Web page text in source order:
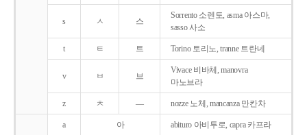
s ㅅ 스
Sorrento 소렌토, asma 아스마,
sasso 사소
t ㅌ 트 Torino 토리노, tranne 트란네
v ㅂ 브
Vivace 비바체, manovra
마노브라
z ㅊ ― nozze 노체, mancanza 만칸차
a 아 abituro 아비투로, capra 카프라